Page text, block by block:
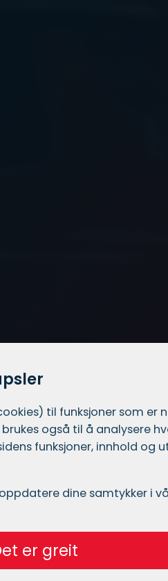
til funksjoner som er
også til å analysere
funksjoner, innhold og
dine samtykker i
er greit